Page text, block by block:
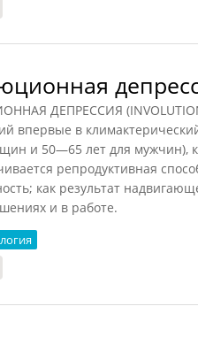
ДЕПРЕССИЯ
впервые в
и 50—65 лет для мужчин),
репродуктивная
как результат
и в работе.